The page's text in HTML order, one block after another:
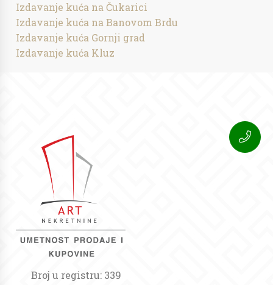
Izdavanje kuća na Čukarici
Izdavanje kuća na Banovom Brdu
Izdavanje kuća Gornji grad
Izdavanje kuća Kluz
Broj u registru: 339